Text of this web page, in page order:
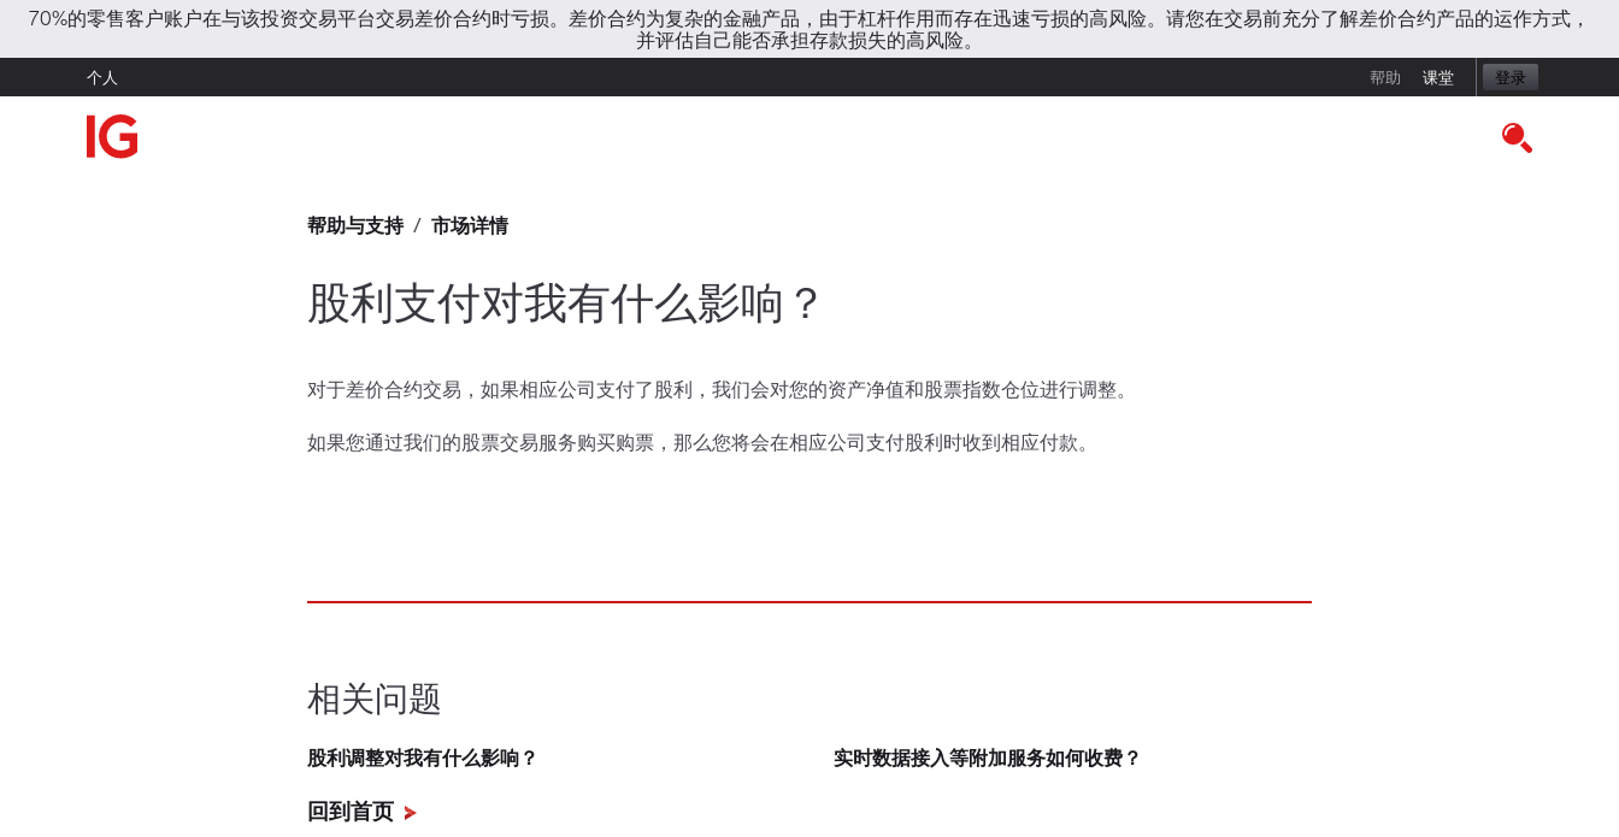
70%的零售客户账户在与该投资交易平台交易差价合约时亏损。差价合约为复杂的金融产品，由于杠杆作用而存在迅速亏损的高风险。请您在交易前充分了解差价合约产品的运作方式，
并评估自己能否承担存款损失的高风险。
个人 帮助 课堂 登录
帮助与支持/市场详情
股利支付对我有什么影响？
对于差价合约交易，如果相应公司支付了股利，我们会对您的资产净值和股票指数仓位进行调整。
如果您通过我们的股票交易服务购买购票，那么您将会在相应公司支付股利时收到相应付款。
相关问题
股利调整对我有什么影响？ 实时数据接入等附加服务如何收费？
回到首页